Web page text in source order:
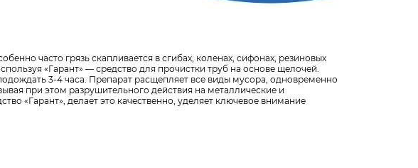
часто грязь скапливается в сгибах, коленах, сифонах, резиновых
«Гарант» — средство для прочистки труб на основе щелочей.
3-4 часа. Препарат расщепляет все виды мусора, одновременно
при этом разрушительного действия на металлические и
«Гарант», делает это качественно, уделяет ключевое внимание